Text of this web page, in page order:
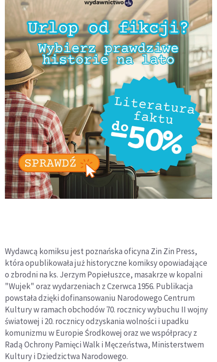
Wydawcą komiksu jest poznańska oficyna Zin Zin Press,
która opublikowała już historyczne komiksy opowiadające
o zbrodni na ks. Jerzym Popiełuszce, masakrze w kopalni
"Wujek" oraz wydarzeniach z Czerwca 1956. Publikacja
powstała dzięki dofinansowaniu Narodowego Centrum
Kultury w ramach obchodów 70. rocznicy wybuchu II wojny
światowej i 20. rocznicy odzyskania wolności i upadku
komunizmu w Europie Środkowej oraz we współpracy z
Radą Ochrony Pamięci Walk i Męczeństwa, Ministerstwem
Kultury i Dziedzictwa Narodowego.